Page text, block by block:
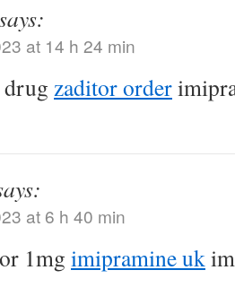
at 14 h 24 min
zaditor order
at 6 h 40 min
1mg imipramine uk